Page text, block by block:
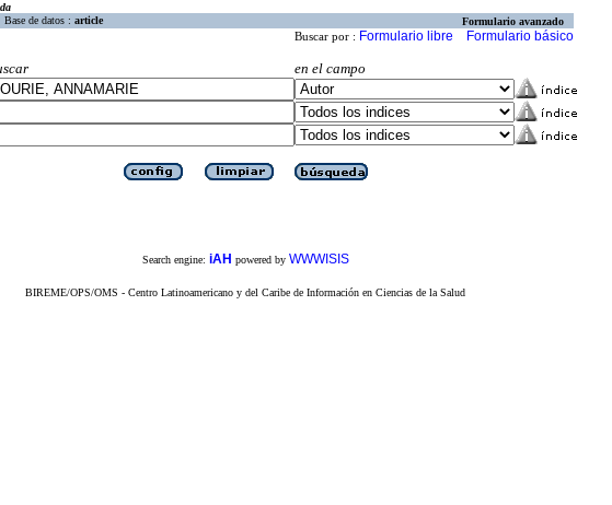
Base de datos : article Formulario avanzado
Buscar por : Formulario libre Formulario básico
en el campo
Search engine: iAH powered by WWWISIS
BIREME/OPS/OMS - Centro Latinoamericano y del Caribe de Información en Ciencias de la Salud